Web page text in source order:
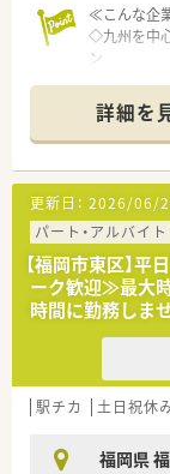
育制度など
≪こんな企
◇九州を中
ン
≪こんな薬
◇外科、小
◇事務の方
◇ラウンダ
詳細を
更新日： 2026/06/
パート・アルバイト
【福岡市東区】
ーク歓迎≫最大
時間に勤務しま
駅チカ 土日祝休
福岡県